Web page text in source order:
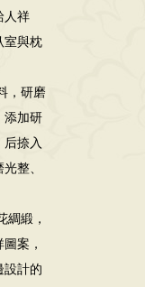
人祥
室與枕
，研磨
添加研
后捺入
整、
緞，
案，
設計的